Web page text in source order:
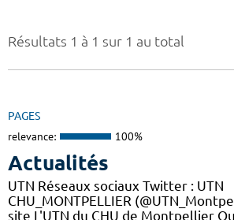
Résultats 1 à 1 sur 1 au total
PAGES
relevance: 100%
Actualités
UTN Réseaux sociaux Twitter : UTN
CHU_MONTPELLIER
site L'UTN du CHU de Montpellier